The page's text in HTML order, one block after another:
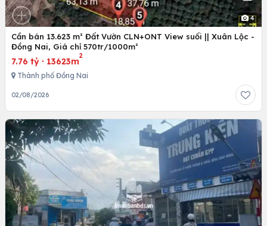
4
Cần bán 13.623 m² Đất Vườn CLN+ONT View suối || Xuân Lộc -
Đồng Nai, Giá chỉ 570tr/1000m²
7.76 tỷ · 13623m
2
Thành phố Đồng Nai
02/08/2026